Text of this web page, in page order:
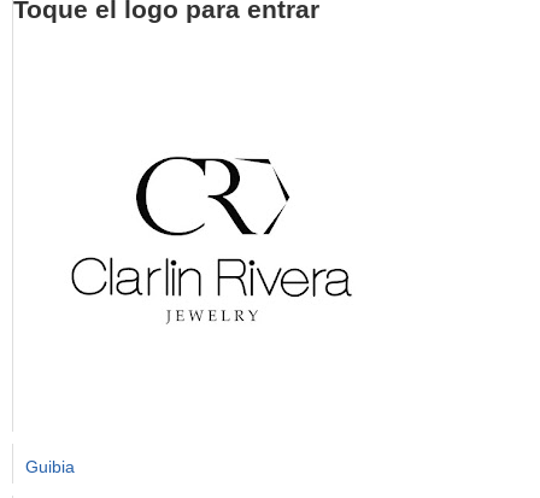
Toque el logo para entrar
Guibia